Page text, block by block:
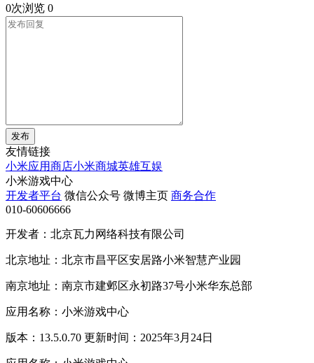
0次浏览 0
发布
友情链接
小米应用商店小米商城英雄互娱
小米游戏中心
开发者平台 微信公众号 微博主页 商务合作
010-60606666
开发者：北京瓦力网络科技有限公司
北京地址：北京市昌平区安居路小米智慧产业园
南京地址：南京市建邺区永初路37号小米华东总部
应用名称：小米游戏中心
版本：13.5.0.70 更新时间：2025年3月24日